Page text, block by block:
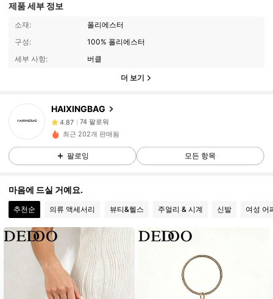
제품 세부 정보
소재:
폴리에스터
구성:
100% 폴리에스터
세부 사항:
버클
더 보기
HAIXINGBAG
4.87 74 팔로워
4.87 74 팔로워
4.87 74 팔로워
4.87 74 팔로워
최근 202개 판매됨
팔로잉 모든 항목
마음에 드실 거예요.
추천순 의류 액세서리 뷰티&헬스 주얼리 & 시계 신발 여성 어